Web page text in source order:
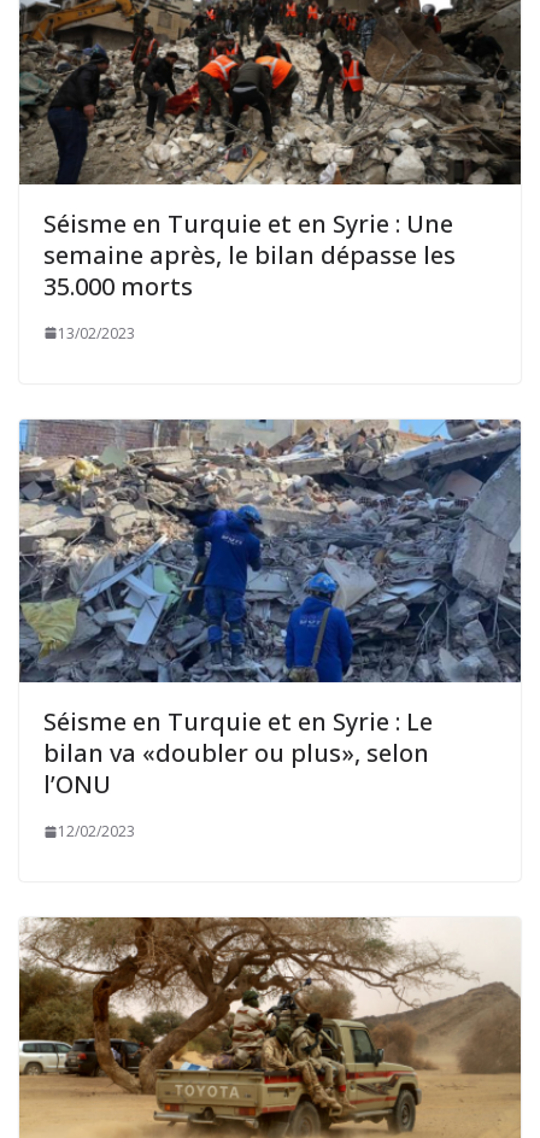
Séisme en Turquie et en Syrie : Une
semaine après, le bilan dépasse les
35.000 morts
13/02/2023
Séisme en Turquie et en Syrie : Le
bilan va «doubler ou plus», selon
l’ONU
12/02/2023